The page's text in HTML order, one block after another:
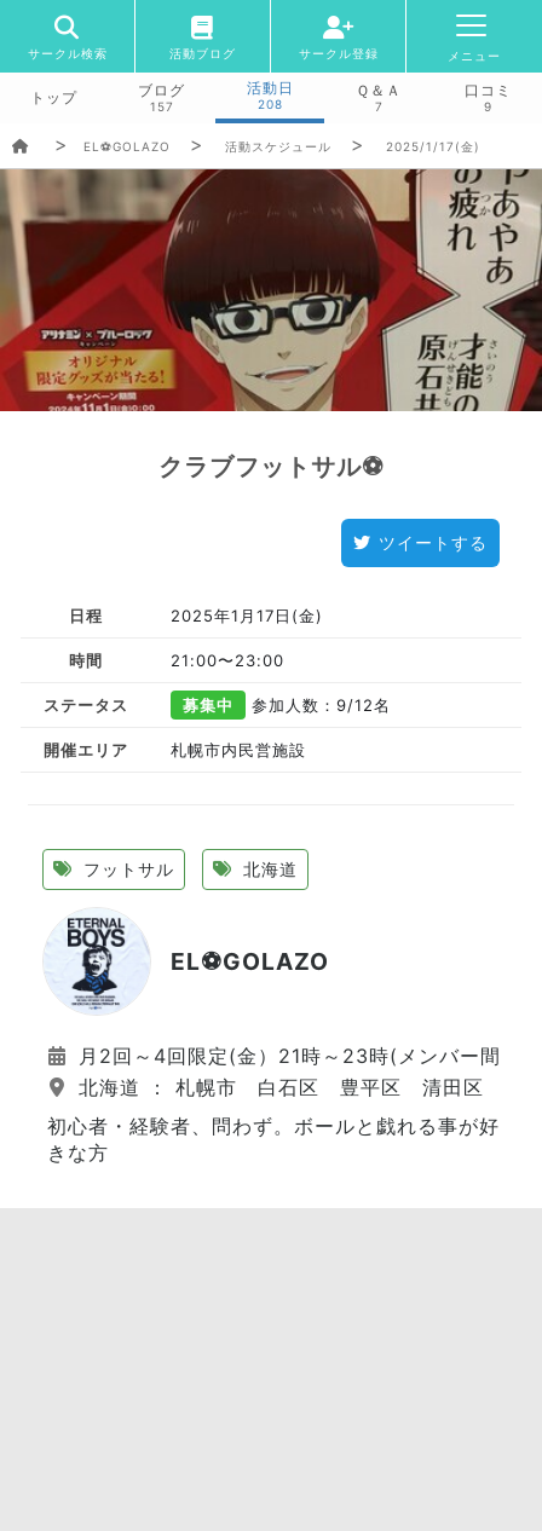
サークル検索 活動ブログ サークル登録 メニュー
トップ ブログ
157
活動日
208
Ｑ＆Ａ
7
口コミ
9
EL⚽GOLAZO 活動スケジュール 2025/1/17(金)
クラブフットサル⚽
ツイートする
日程 2025年1月17日(金)
時間 21:00〜23:00
ステータス 募集中 参加人数：9/12名
開催エリア 札幌市内民営施設
フットサル 北海道
EL⚽GOLAZO
月2回～4回限定(金）21時～23時(メンバー間で
北海道 ： 札幌市 白石区 豊平区 清田区
初心者・経験者、問わず。ボールと戯れる事が好
きな方